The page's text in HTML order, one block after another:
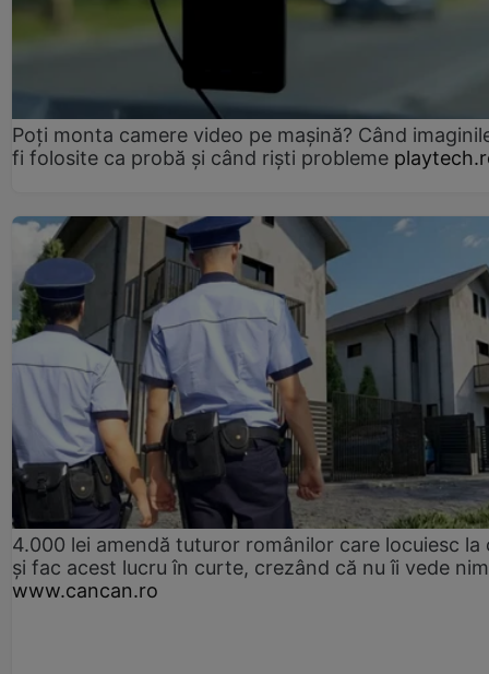
Poți monta camere video pe mașină? Când
fi folosite ca probă și când riști probleme
4.000 lei amendă tuturor românilor care locuiesc la
și fac acest lucru în curte, crezând că nu îi vede
www.cancan.ro